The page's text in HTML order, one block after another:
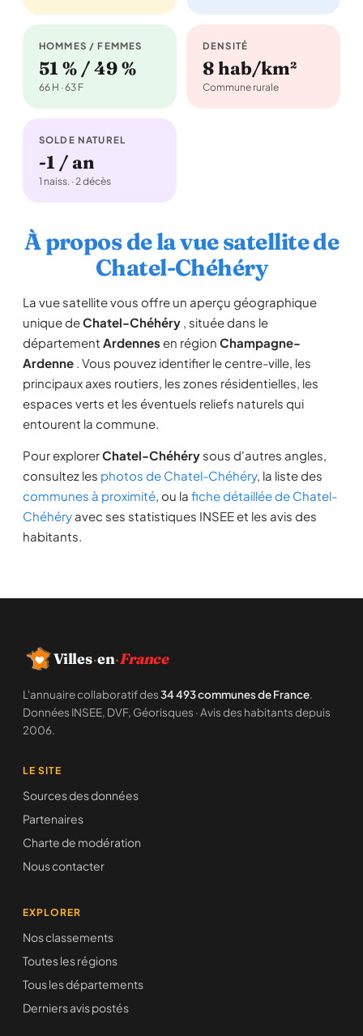
HOMMES / FEMMES
51 % / 49 %
66 H · 63 F
DENSITÉ
8 hab/km²
Commune rurale
SOLDE NATUREL
-1 / an
1 naiss. · 2 décès
À propos de la vue satellite de
Chatel-Chéhéry
La vue satellite vous offre un aperçu géographique
unique deChatel-Chéhéry , située dans le
département Ardennes en région Champagne-
Ardenne . Vous pouvez identifier le centre-ville, les
principaux axes routiers, les zones résidentielles, les
espaces verts et les éventuels reliefs naturels qui
entourent la commune.
Pour explorerChatel-Chéhéry sous d'autres angles,
consultez les photos de Chatel-Chéhéry, la liste des
communes à proximité, ou la fiche détaillée de Chatel-
Chéhéry avec ses statistiques INSEE et les avis des
habitants.
Villes·en·France
L'annuaire collaboratif des34 493 communes de France.
Données INSEE, DVF, Géorisques · Avis des habitants depuis
2006.
LE SITE
Sources des données
Partenaires
Charte de modération
Nous contacter
EXPLORER
Nos classements
Toutes les régions
Tous les départements
Derniers avis postés